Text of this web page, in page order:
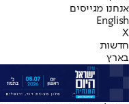
אנחנו מגייסים
English
X
חדשות
בארץ